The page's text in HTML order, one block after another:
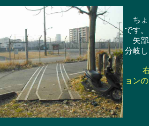
ちょ
です。
矢部
分岐
右
ョン